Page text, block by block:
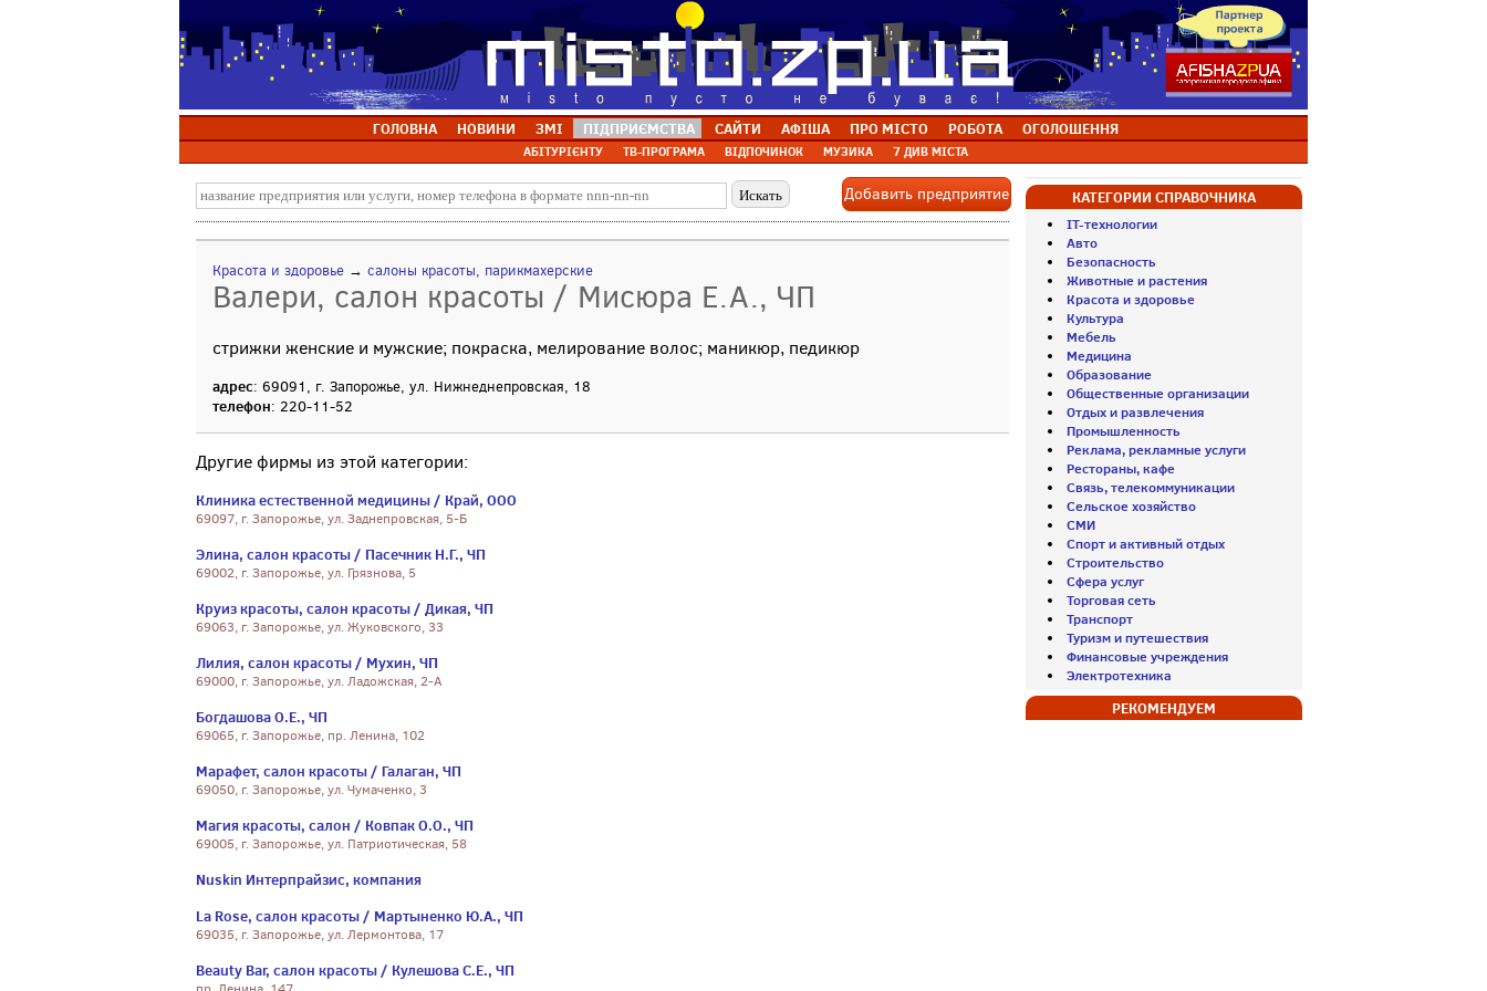
ГОЛОВНА НОВИНИ ЗМІ ПІДПРИЄМСТВА САЙТИ АФІША ПРО МІСТО РОБОТА ОГОЛОШЕННЯ
АБІТУРІЄНТУ ТВ-ПРОГРАМА ВІДПОЧИНОК МУЗИКА 7 ДИВ МІСТА
Добавить предприятие
Красота и здоровье → салоны красоты, парикмахерские
Валери, салон красоты / Мисюра Е.А., ЧП
стрижки женские и мужские; покраска, мелирование волос; маникюр, педикюр
адрес: 69091, г. Запорожье, ул. Нижнеднепровская, 18
телефон: 220-11-52
Другие фирмы из этой категории:
Клиника естественной медицины / Край, ООО
69097, г. Запорожье, ул. Заднепровская, 5-Б
Элина, салон красоты / Пасечник Н.Г., ЧП
69002, г. Запорожье, ул. Грязнова, 5
Круиз красоты, салон красоты / Дикая, ЧП
69063, г. Запорожье, ул. Жуковского, 33
Лилия, салон красоты / Мухин, ЧП
69000, г. Запорожье, ул. Ладожская, 2-А
Богдашова О.Е., ЧП
69065, г. Запорожье, пр. Ленина, 102
Марафет, салон красоты / Галаган, ЧП
69050, г. Запорожье, ул. Чумаченко, 3
Магия красоты, салон / Ковпак О.О., ЧП
69005, г. Запорожье, ул. Патриотическая, 58
Nuskin Интерпрайзис, компания
La Rose, салон красоты / Мартыненко Ю.А., ЧП
69035, г. Запорожье, ул. Лермонтова, 17
Beauty Bar, салон красоты / Кулешова С.Е., ЧП
КАТЕГОРИИ СПРАВОЧНИКА
IT-технологии
Авто
Безопасность
Животные и растения
Красота и здоровье
Культура
Мебель
Медицина
Образование
Общественные организации
Отдых и развлечения
Промышленность
Реклама, рекламные услуги
Рестораны, кафе
Связь, телекоммуникации
Сельское хозяйство
СМИ
Спорт и активный отдых
Строительство
Сфера услуг
Торговая сеть
Транспорт
Туризм и путешествия
Финансовые учреждения
Электротехника
РЕКОМЕНДУЕМ